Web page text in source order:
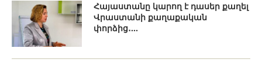
Հայաստանը կարող է դասեր քաղել
Վրաստանի քաղաքական
փորձից․...